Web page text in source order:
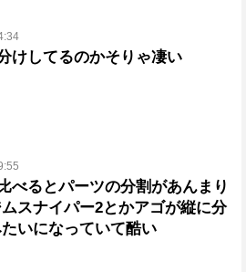
けしてるのかそりゃ凄い
べるとパーツの分割があんまり
スナイパー2とかアゴが縦に分
いになっていて酷い